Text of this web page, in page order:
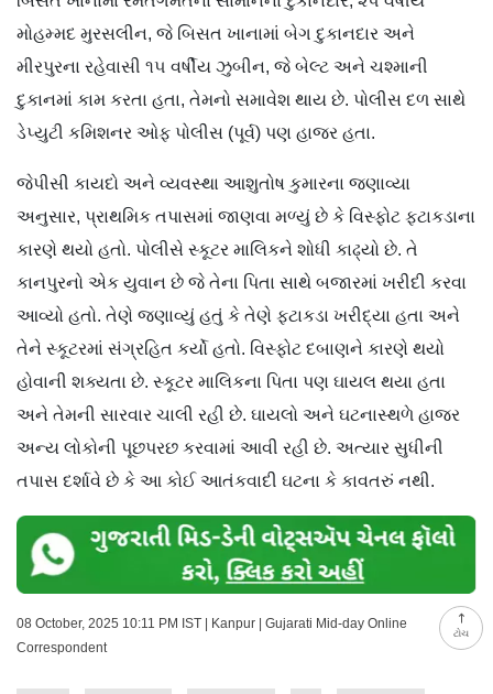
ટોચ
મોહમ્મદ મુરસલીન, જે બિસત ખાનામાં બેગ દુકાનદાર અને
મીરપુરના રહેવાસી ૧૫ વર્ષીય ઝુબીન, જે બેલ્ટ અને ચશ્માની
દુકાનમાં કામ કરતા હતા, તેમનો સમાવેશ થાય છે. પોલીસ દળ સાથે
ડેપ્યુટી કમિશનર ઓફ પોલીસ (પૂર્વ) પણ હાજર હતા.
જેપીસી કાયદો અને વ્યવસ્થા આશુતોષ કુમારના જણાવ્યા
અનુસાર, પ્રાથમિક તપાસમાં જાણવા મળ્યું છે કે વિસ્ફોટ ફટાકડાના
કારણે થયો હતો. પોલીસે સ્કૂટર માલિકને શોધી કાઢ્યો છે. તે
કાનપુરનો એક યુવાન છે જે તેના પિતા સાથે બજારમાં ખરીદી કરવા
આવ્યો હતો. તેણે જણાવ્યું હતું કે તેણે ફટાકડા ખરીદ્યા હતા અને
તેને સ્કૂટરમાં સંગ્રહિત કર્યો હતો. વિસ્ફોટ દબાણને કારણે થયો
હોવાની શક્યતા છે. સ્કૂટર માલિકના પિતા પણ ઘાયલ થયા હતા
અને તેમની સારવાર ચાલી રહી છે. ઘાયલો અને ઘટનાસ્થળે હાજર
અન્ય લોકોની પૂછપરછ કરવામાં આવી રહી છે. અત્યાર સુધીની
તપાસ દર્શાવે છે કે આ કોઈ આતંકવાદી ઘટના કે કાવતરું નથી.
08 October, 2025 10:11 PM IST | Kanpur | Gujarati Mid-day Online
Correspondent